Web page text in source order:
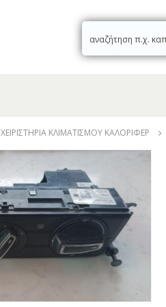
ΧΕΙΡΙΣΤΉΡΙΑ ΚΛΙΜΑΤΙΣΜΟΎ ΚΑΛΟΡΙΦΈΡ